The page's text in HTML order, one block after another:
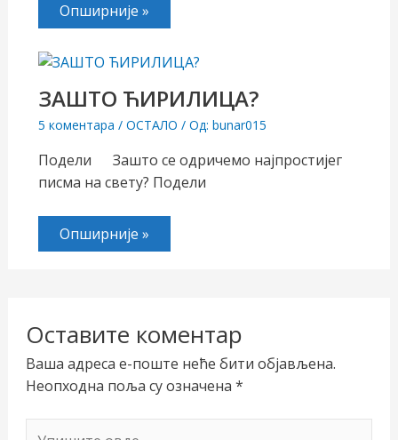
Опширније »
ЗАШТО ЋИРИЛИЦА?
5 коментара / ОСТАЛО / Од: bunar015
Подели Зашто се одричемо најпростијег
писма на свету? Подели
Опширније »
Оставите коментар
Ваша адреса е-поште неће бити објављена.
Неопходна поља су означена *